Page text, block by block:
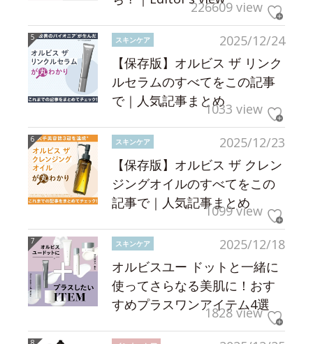
226609 view
2025/12/24
スキンケア
【保存版】オルビス ザ リンク
ルセラムのすべてをこの記事
で｜人気記事まとめ1033 view
2025/12/23
スキンケア
【保存版】オルビス ザ クレン
ジングオイルのすべてをこの
記事で｜人気記事まとめ
1099 view
2025/12/18
スキンケア
オルビスユー ドットと一緒に
使ってさらなる美肌に！おす
すめプラスワンアイテム4選
1828 view